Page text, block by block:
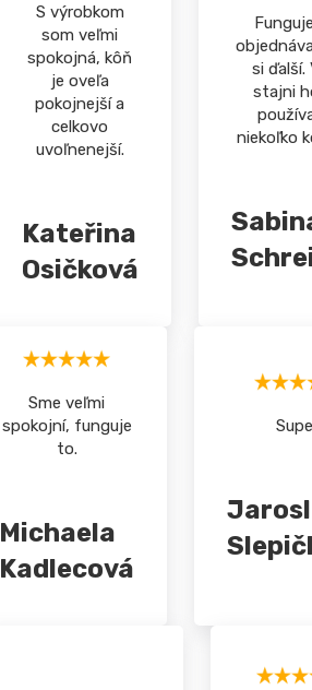
S výrobkom
som veľmi
spokojná, kôň
je oveľa
pokojnejší a
celkovo
uvoľnenejší.
Kateřina
Osičková
si ďalší.
stajni
niekoľko
Sme veľmi
spokojní, funguje
to.
Michaela
Kadlecová